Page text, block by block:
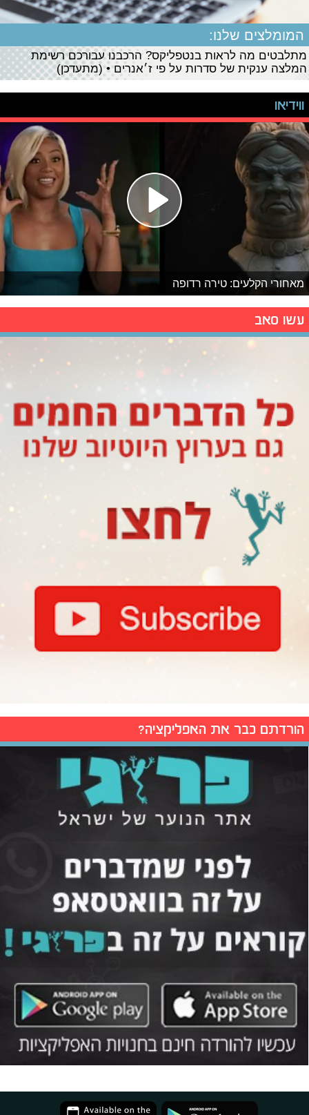
המומלצים שלנו:
מתלבטים מה לראות בנטפליקס? הרכבנו עבורכם רשימת
המלצה ענקית של סדרות על פי ז׳אנרים • (מתעדכן)
ווידיאו
מאחורי הקלעים: טירה רדופה
עשו סאב
הורדתם כבר את האפליקציה?